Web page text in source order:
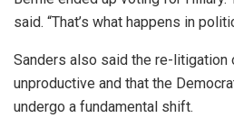
said. “That’s what happens in
Sanders also said the re-
unproductive and that the
undergo a fundamental shift.